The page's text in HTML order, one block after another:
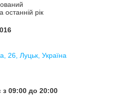
останній рік
26, Луцьк, Україна
09:00 до 20:00